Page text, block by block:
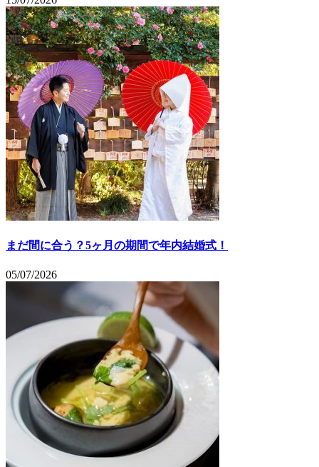
まだ間に合う？5ヶ月の期間で年内結婚式！
05/07/2026